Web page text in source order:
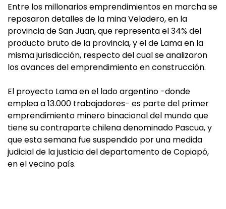
Entre los millonarios emprendimientos en marcha se
repasaron detalles de la mina Veladero, en la
provincia de San Juan, que representa el 34% del
producto bruto de la provincia, y el de Lama en la
misma jurisdicción, respecto del cual se analizaron
los avances del emprendimiento en construcción.
El proyecto Lama en el lado argentino -donde
emplea a 13.000 trabajadores- es parte del primer
emprendimiento minero binacional del mundo que
tiene su contraparte chilena denominado Pascua, y
que esta semana fue suspendido por una medida
judicial de la justicia del departamento de Copiapó,
en el vecino país.